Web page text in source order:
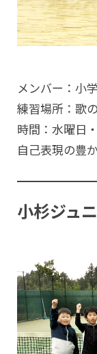
メンバー：小
練習場所：歌
時間：水曜日
自己表現の豊
小杉ジュ